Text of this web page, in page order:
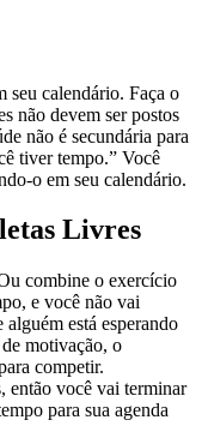
seu calendário. Faça o
não devem ser postos
não é secundária para
tiver tempo.” Você
o em seu calendário.
Livres
combine o exercício
e você não vai
está esperando
motivação, o
competir.
então você vai terminar
para sua agenda